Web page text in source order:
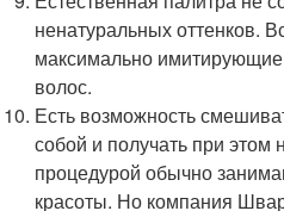
ненатуральных оттенков.
максимально
волос.
Есть возможность
собой и получать при этом
процедурой обычно
красоты. Но компания